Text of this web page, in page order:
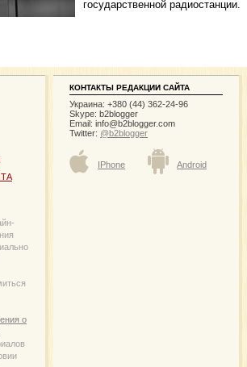
государственной радиостанции.
о
КОНТАКТЫ РЕДАКЦИИ САЙТА
Украина: +380 (44) 362-24-96
Skype: b2blogger
Email: info@b2blogger.com
Twitter: @b2blogger
IPhone Android